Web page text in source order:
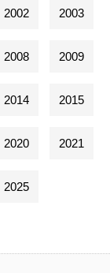
2002 2003
2008 2009
2014 2015
2020 2021
2025